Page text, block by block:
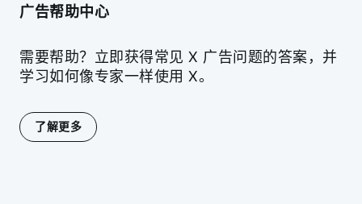
广告帮助中心
需要帮助？立即获得常见 X 广告问题的答案，并
学习如何像专家一样使用 X。
了解更多